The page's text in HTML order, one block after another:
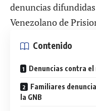
denuncias
Venezolano de
Contenido
Denuncias contra
Familiares
la GNB